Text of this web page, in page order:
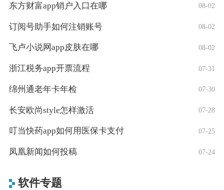
东方财富app销户入口在哪 08-02
订阅号助手如何注销账号 08-02
飞卢小说网app皮肤在哪 08-02
浙江税务app开票流程 07-31
绵州通老年卡年检 07-30
长安欧尚style怎样激活 07-28
叮当快药app如何用医保卡支付 07-25
凤凰新闻如何投稿 07-24
软件专题